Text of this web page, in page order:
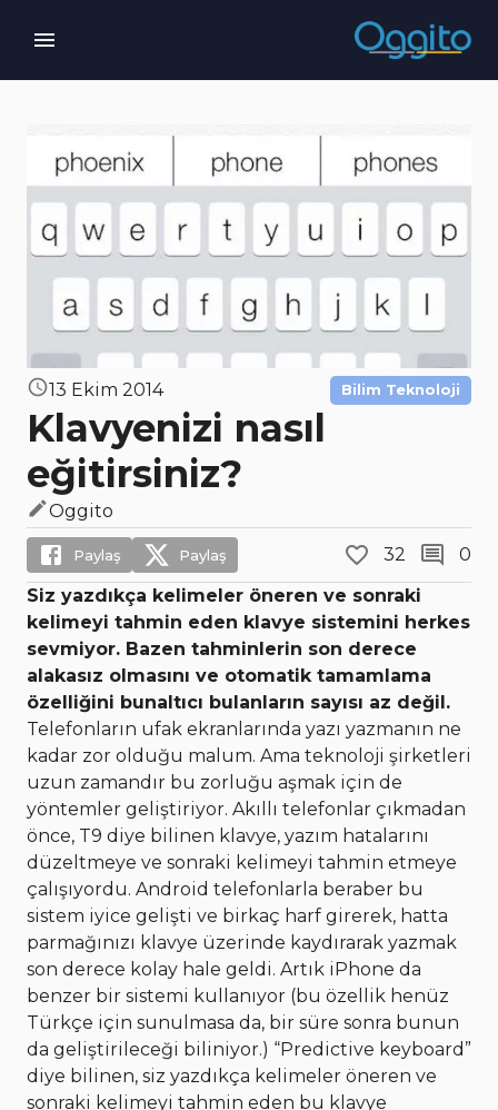
13 Ekim 2014 Bilim Teknoloji
Klavyenizi nasıl
eğitirsiniz?
Oggito
Paylaş Paylaş 32
0
Siz yazdıkça kelimeler öneren ve sonraki
kelimeyi tahmin eden klavye sistemini herkes
sevmiyor. Bazen tahminlerin son derece
alakasız olmasını ve otomatik tamamlama
özelliğini bunaltıcı bulanların sayısı az değil.
Telefonların ufak ekranlarında yazı yazmanın ne
kadar zor olduğu malum. Ama teknoloji şirketleri
uzun zamandır bu zorluğu aşmak için de
yöntemler geliştiriyor. Akıllı telefonlar çıkmadan
önce, T9 diye bilinen klavye, yazım hatalarını
düzeltmeye ve sonraki kelimeyi tahmin etmeye
çalışıyordu. Android telefonlarla beraber bu
sistem iyice gelişti ve birkaç harf girerek, hatta
parmağınızı klavye üzerinde kaydırarak yazmak
son derece kolay hale geldi. Artık iPhone da
benzer bir sistemi kullanıyor (bu özellik henüz
Türkçe için sunulmasa da, bir süre sonra bunun
da geliştirileceği biliniyor.) “Predictive keyboard”
diye bilinen, siz yazdıkça kelimeler öneren ve
sonraki kelimeyi tahmin eden bu klavye